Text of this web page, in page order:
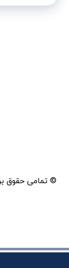
© تمامی حقوق